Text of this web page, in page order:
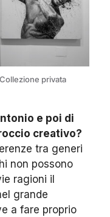
privata
e poi di
creativo?
tra generi
non possono
ragioni il
grande
a fare proprio